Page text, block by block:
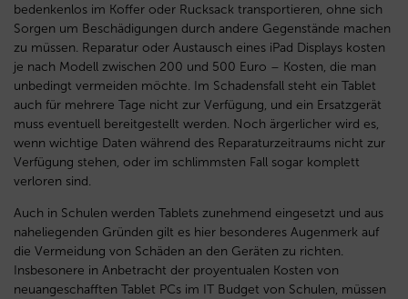
bedenkenlos im Koffer oder Rucksack transportieren, ohne sich
Sorgen um Beschädigungen durch andere Gegenstände machen
zu müssen. Reparatur oder Austausch eines iPad Displays kosten
je nach Modell zwischen 200 und 500 Euro – Kosten, die man
unbedingt vermeiden möchte. Im Schadensfall steht ein Tablet
auch für mehrere Tage nicht zur Verfügung, und ein Ersatzgerät
muss eventuell bereitgestellt werden. Noch ärgerlicher wird es,
wenn wichtige Daten während des Reparaturzeitraums nicht zur
Verfügung stehen, oder im schlimmsten Fall sogar komplett
verloren sind.
Auch in Schulen werden Tablets zunehmend eingesetzt und aus
naheliegenden Gründen gilt es hier besonderes Augenmerk auf
die Vermeidung von Schäden an den Geräten zu richten.
Insbesonere in Anbetracht der proyentualen Kosten von
neuangeschafften Tablet PCs im IT Budget von Schulen, müssen